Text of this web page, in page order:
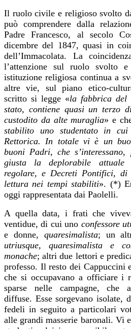
Il ruolo civile e religioso svolto
può comprendere dalla
Padre Francesco, al secolo
dicembre del 1847, quasi in
dell’Immacolata. La
l’attenzione sul ruolo svolto
istituzione religiosa continua a
altre vie, sul piano etico-
scritto si legge «la fabbrica del
stato, contiene quasi un terzo
custodito da alte muraglia» e
stabilito uno studentato in
Rettorica. In totale vi è un
buoni Padri, che
giusta la deplorabile attuale
regolare, e Decreti Pontifici,
lettura nei tempi stabiliti». (*)
oggi rappresentata dai Paolelli.
A quella data, i frati che
ventidue, di cui uno confessore
e donne, quaresimalista; un
utriusque, quaresimalista e
monache; altri due lettori e
professo. Il resto dei Cappuccini
che si occupavano a officiare i
sparse nelle campagne, che
diffuse. Esse sorgevano isolate,
fedeli in seguito a particolari
alle grandi masserie baronali. Vi